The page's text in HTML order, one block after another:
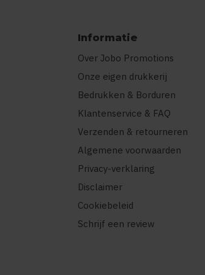
Informatie
Over Jobo Promotions
Onze eigen drukkerij
Bedrukken & Borduren
Klantenservice & FAQ
Verzenden & retourneren
Algemene voorwaarden
Privacy-verklaring
Disclaimer
Cookiebeleid
Schrijf een review